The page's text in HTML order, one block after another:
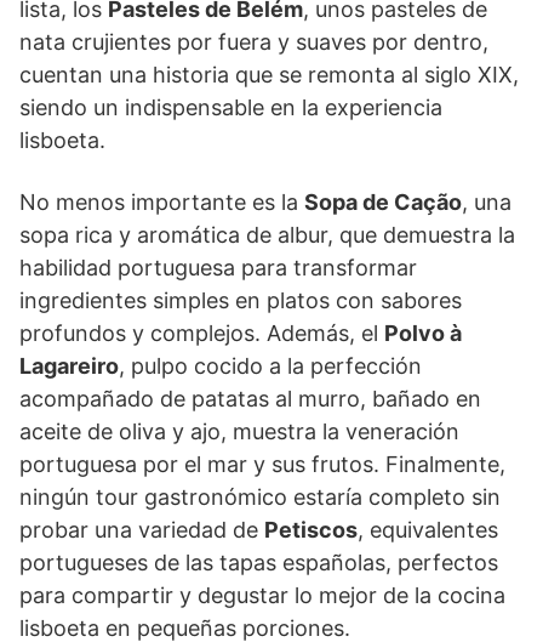
lista, los Pasteles de Belém, unos pasteles de
nata crujientes por fuera y suaves por dentro,
cuentan una historia que se remonta al siglo XIX,
siendo un indispensable en la experiencia
lisboeta.
No menos importante es la Sopa de Cação, una
sopa rica y aromática de albur, que demuestra la
habilidad portuguesa para transformar
ingredientes simples en platos con sabores
profundos y complejos. Además, el Polvo à
Lagareiro, pulpo cocido a la perfección
acompañado de patatas al murro, bañado en
aceite de oliva y ajo, muestra la veneración
portuguesa por el mar y sus frutos. Finalmente,
ningún tour gastronómico estaría completo sin
probar una variedad de Petiscos, equivalentes
portugueses de las tapas españolas, perfectos
para compartir y degustar lo mejor de la cocina
lisboeta en pequeñas porciones.